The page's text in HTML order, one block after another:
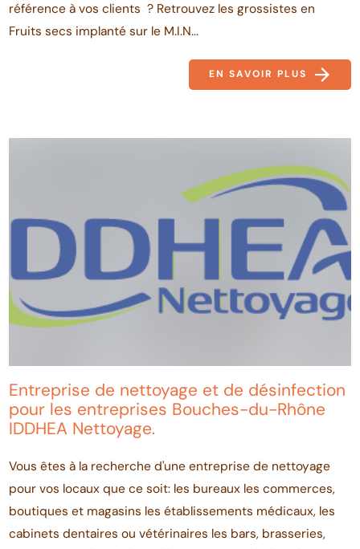
référence à vos clients ? Retrouvez les grossistes en
Fruits secs implanté sur le M.I.N...
EN SAVOIR PLUS
Entreprise de nettoyage et de désinfection
pour les entreprises Bouches-du-Rhône
IDDHEA Nettoyage.
Vous êtes à la recherche d'une entreprise de nettoyage
pour vos locaux que ce soit: les bureaux les commerces,
boutiques et magasins les établissements médicaux, les
cabinets dentaires ou vétérinaires les bars, brasseries,